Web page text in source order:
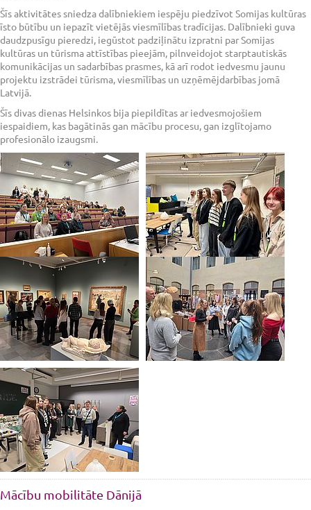
Šīs aktivitātes sniedza dalībniekiem iespēju piedzīvot Somijas kultūras
īsto būtību un iepazīt vietējās viesmīlības tradīcijas. Dalībnieki guva
daudzpusīgu pieredzi, iegūstot padziļinātu izpratni par Somijas
kultūras un tūrisma attīstības pieejām, pilnveidojot starptautiskās
komunikācijas un sadarbības prasmes, kā arī rodot iedvesmu jaunu
projektu izstrādei tūrisma, viesmīlības un uzņēmējdarbības jomā
Latvijā.
Šīs divas dienas Helsinkos bija piepildītas ar iedvesmojošiem
iespaidiem, kas bagātinās gan mācību procesu, gan izglītojamo
profesionālo izaugsmi.
Mācību mobilitāte Dānijā